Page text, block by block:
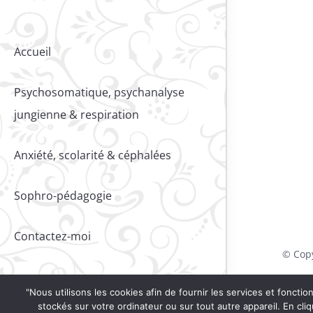
Accueil
Psychosomatique, psychanalyse
jungienne & respiration
Anxiété, scolarité & céphalées
Sophro-pédagogie
Contactez-moi
©
"Nous utilisons les cookies afin de fournir les services et
stockés sur votre ordinateur ou sur tout autre appareil. En